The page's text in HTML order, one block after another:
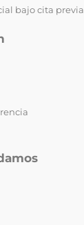
bajo cita previa